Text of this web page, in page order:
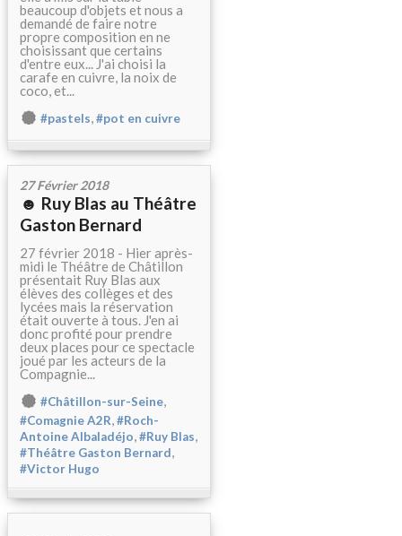
beaucoup d'objets et nous a
demandé de faire notre
propre composition en ne
choisissant que certains
d'entre eux... J'ai choisi la
carafe en cuivre, la noix de
coco, et...
#pastels,#pot en cuivre
27 Février 2018
☻ Ruy Blas au Théâtre
Gaston Bernard
27 février 2018 - Hier après-
midi le Théâtre de Châtillon
présentait Ruy Blas aux
élèves des collèges et des
lycées mais la réservation
était ouverte à tous. J'en ai
donc profité pour prendre
deux places pour ce spectacle
joué par les acteurs de la
Compagnie...
#Châtillon-sur-Seine,
#Comagnie A2R,#Roch-
Antoine Albaladéjo,#Ruy Blas,
#Théâtre Gaston Bernard,
#Victor Hugo